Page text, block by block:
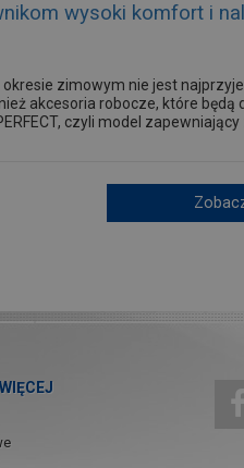
wysoki komfort i
zimowym nie jest
akcesoria robocze, które będą
czyli model